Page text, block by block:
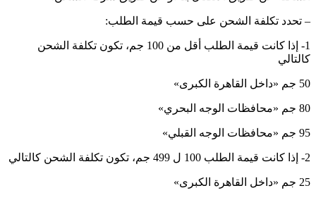
– تحدد تكلفة الشحن على حسب قيمة الطلب:
1- إذا كانت قيمة الطلب أقل من 100 جم، تكون تكلفة الشحن
كالتالي
50 جم «داخل القاهرة الكبرى»
80 جم «محافظات الوجه البحري»
95 جم «محافظات الوجه القبلي»
2- إذا كانت قيمة الطلب 100 ل 499 جم، تكون تكلفة الشحن كالتالي
25 جم «داخل القاهرة الكبرى»